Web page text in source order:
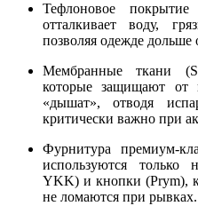
Тефлоновое
отталкивает воду,
позволяя одежде дольше
Мембранные ткани
которые защищают
«дышат», отводя
критически важно при
Фурнитура премиум-
используются только
YKK) и кнопки (Prym),
не ломаются при рывках.